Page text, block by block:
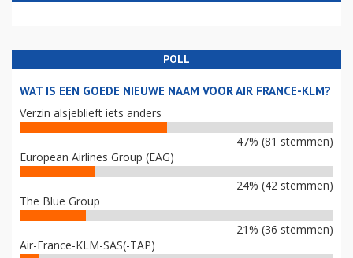
POLL
WAT IS EEN GOEDE NIEUWE NAAM VOOR AIR FRANCE-KLM?
Verzin alsjeblieft iets anders
47% (81 stemmen)
European Airlines Group (EAG)
24% (42 stemmen)
The Blue Group
21% (36 stemmen)
Air-France-KLM-SAS(-TAP)